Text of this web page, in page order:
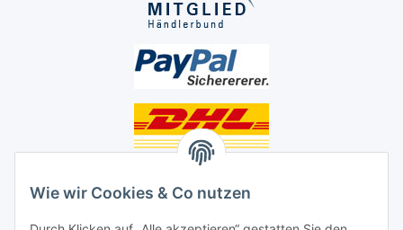
Wie wir Cookies & Co nutzen
Social Media